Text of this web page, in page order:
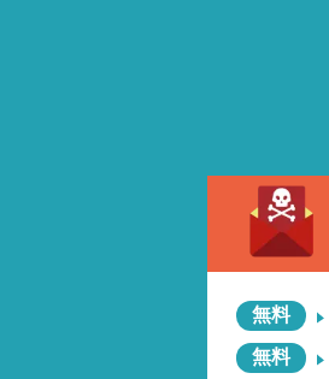
無料
無料